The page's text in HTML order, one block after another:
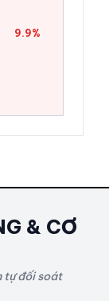
9.9%
& CƠ
tự đối soát